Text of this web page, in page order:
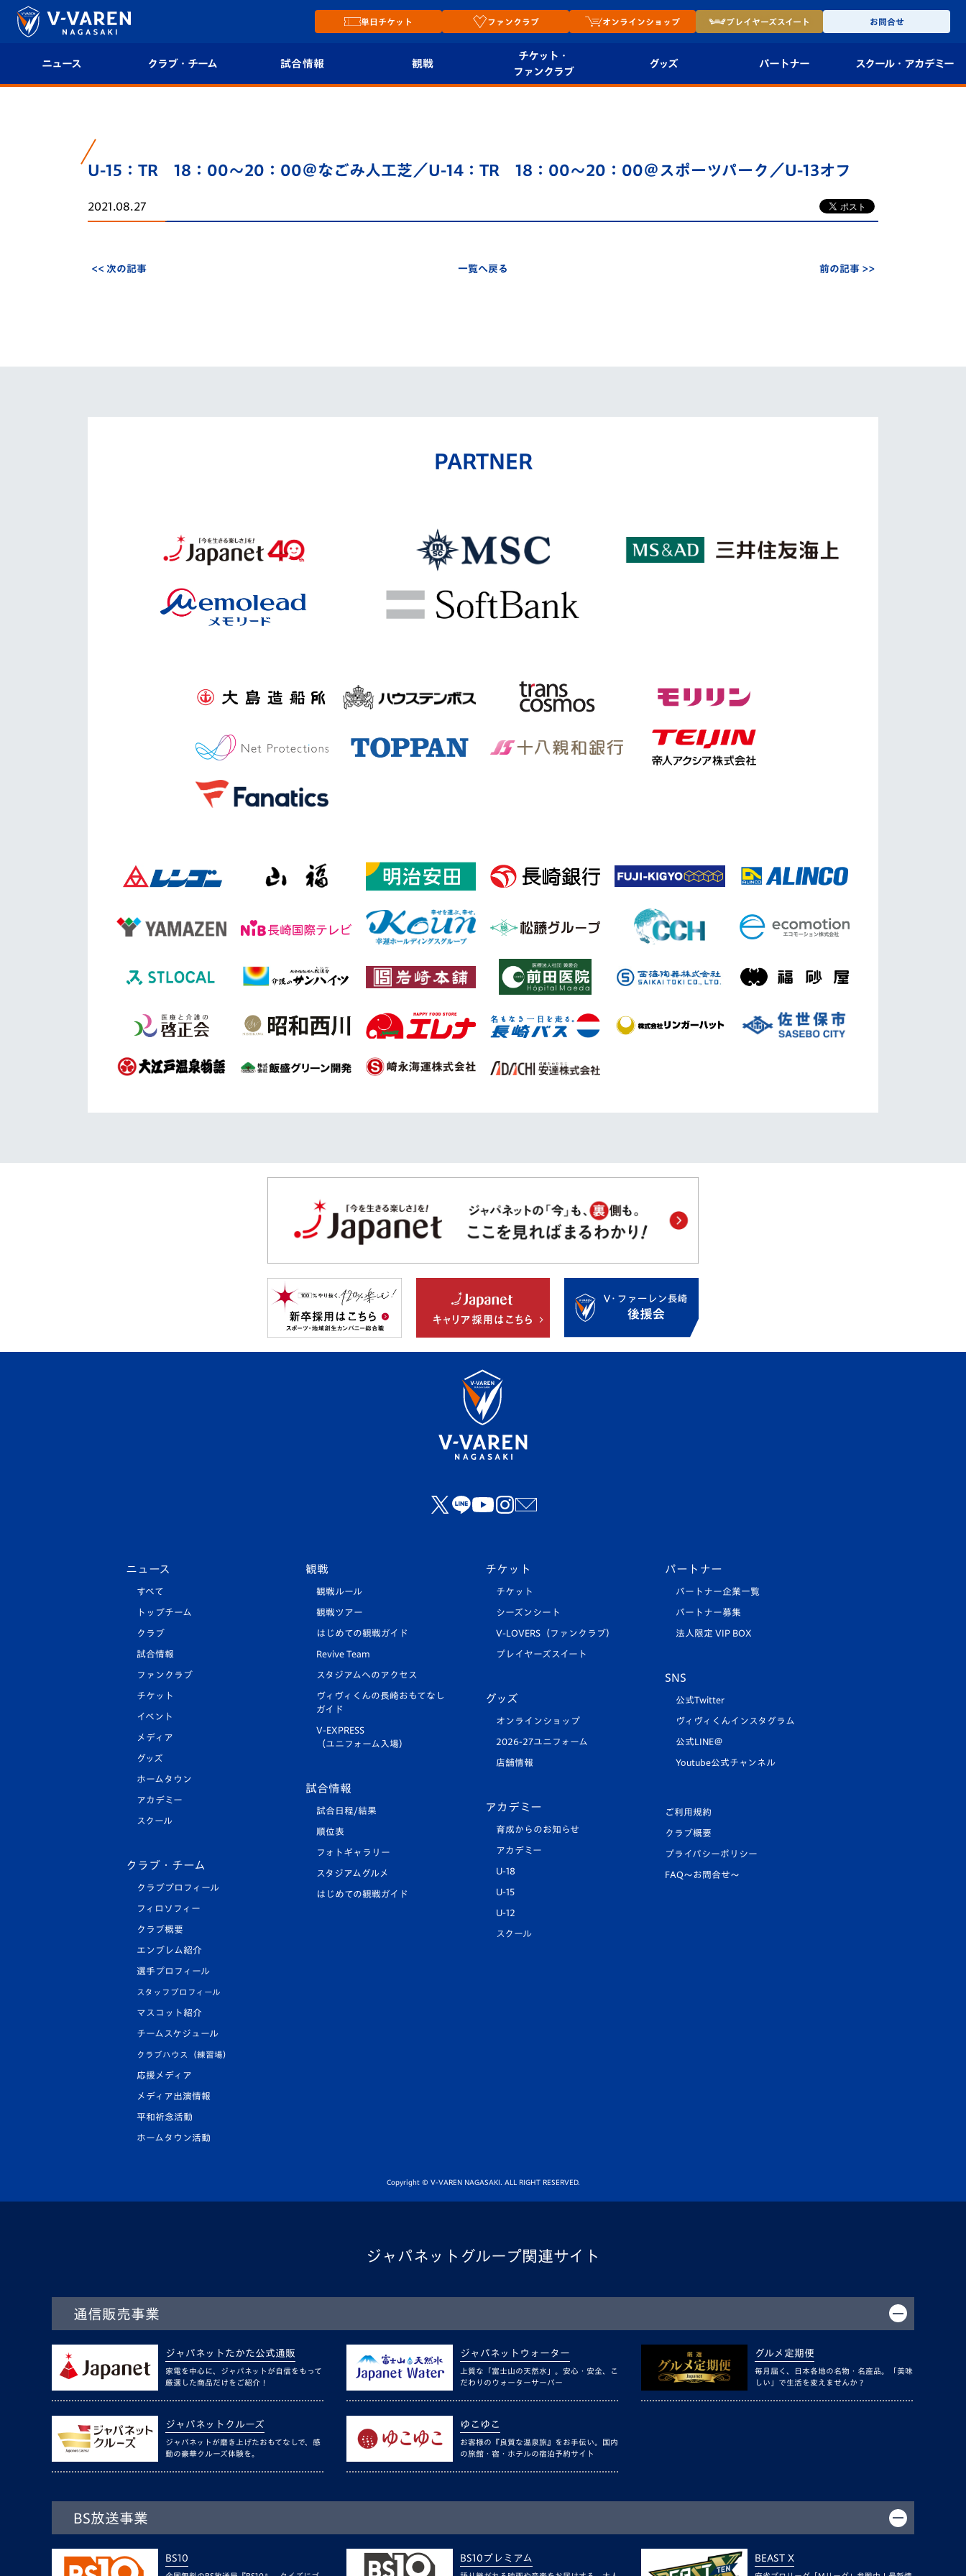
単日チケット ファンクラブ オンラインショップ プレイヤーズスイート お問合せ
ニュース クラブ・チーム
クラブ概要
エンブレム紹介
試合情報
順位表
観戦
チケット・
ファンクラブ
プレイヤーズスイート
グッズ パートナー
法人限定 VIP BOX
スクール・ アカデミー
U-12
U-15：TR 18：00～20：00＠なごみ人工芝／U-14：TR 18：00～20：00＠スポーツパーク／U-13オフ
2021.08.27
<< 次の記事 一覧へ戻る 前の記事 >>
PARTNER
ニュース
すべて
トップチーム
クラブ
試合情報
ファンクラブ
チケット
イベント
メディア
グッズ
ホームタウン
アカデミー
スクール
クラブ・チーム
クラブプロフィール
フィロソフィー
クラブ概要
エンブレム紹介
選手プロフィール
スタッフプロフィール
マスコット紹介
チームスケジュール
クラブハウス（練習場）
応援メディア
メディア出演情報
平和祈念活動
ホームタウン活動
観戦
観戦ルール
観戦ツアー
はじめての観戦ガイド
Revive Team
スタジアムへのアクセス
ヴィヴィくんの長崎おもてなし
ガイド
V-EXPRESS
（ユニフォーム入場）
試合情報
試合日程/結果
順位表
フォトギャラリー
スタジアムグルメ
はじめての観戦ガイド
チケット
チケット
シーズンシート
V-LOVERS（ファンクラブ）
プレイヤーズスイート
グッズ
オンラインショップ
2026-27ユニフォーム
店舗情報
アカデミー
育成からのお知らせ
アカデミー
U-18
U-15
U-12
スクール
パートナー
パートナー企業一覧
パートナー募集
法人限定 VIP BOX
SNS
公式Twitter
ヴィヴィくんインスタグラム
公式LINE＠
Youtube公式チャンネル
ご利用規約
クラブ概要
プライバシーポリシー
FAQ〜お問合せ〜
Copyright © V-VAREN NAGASAKI. ALL RIGHT RESERVED.
ジャパネットグループ関連サイト
通信販売事業
ジャパネットたかた公式通販
家電を中心に、ジャパネットが自信をもって
厳選した商品だけをご紹介！
ジャパネットウォーター
上質な「富士山の天然水」。安心・安全、こ
だわりのウォーターサーバー
グルメ定期便
毎月届く、日本各地の名物・名産品。「美味
しい」で生活を変えませんか？
ジャパネットクルーズ
ジャパネットが磨き上げたおもてなしで、感
動の豪華クルーズ体験を。
ゆこゆこ
お客様の『良質な温泉旅』をお手伝い。国内
の旅館・宿・ホテルの宿泊予約サイト
BS放送事業
BS10 BS10プレミアム BEAST X